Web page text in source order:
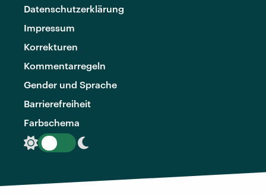
Datenschutzerklärung
Impressum
Korrekturen
Kommentarregeln
Gender und Sprache
Barrierefreiheit
Farbschema